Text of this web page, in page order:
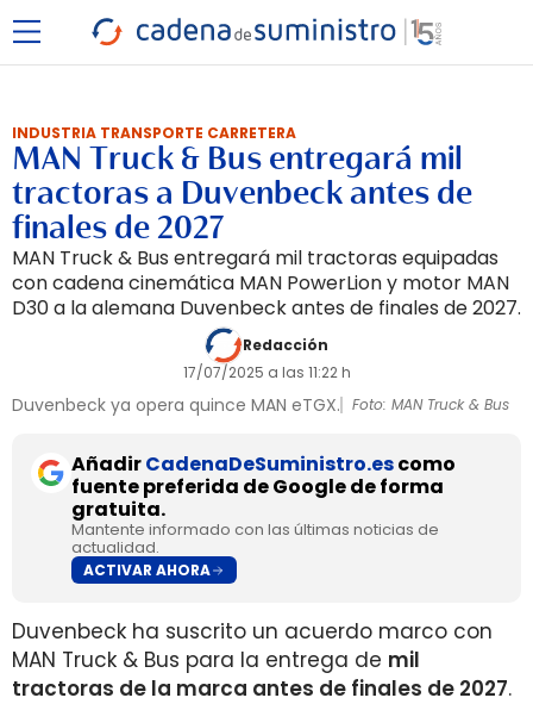
INDUSTRIA TRANSPORTE CARRETERA
MAN Truck & Bus entregará mil
tractoras a Duvenbeck antes de
finales de 2027
MAN Truck & Bus entregará mil tractoras equipadas
con cadena cinemática MAN PowerLion y motor MAN
D30 a la alemana Duvenbeck antes de finales de 2027.
Redacción
17/07/2025 a las 11:22 h
Duvenbeck ya opera quince MAN eTGX. Foto: MAN Truck & Bus
AñadirCadenaDeSuministro.escomo
fuente preferida de Google de forma
gratuita.
Mantente informado con las últimas noticias de
actualidad.
ACTIVAR AHORA
Duvenbeck ha suscrito un acuerdo marco con
MAN Truck & Bus para la entrega de mil
tractoras de la marca antes de finales de 2027.